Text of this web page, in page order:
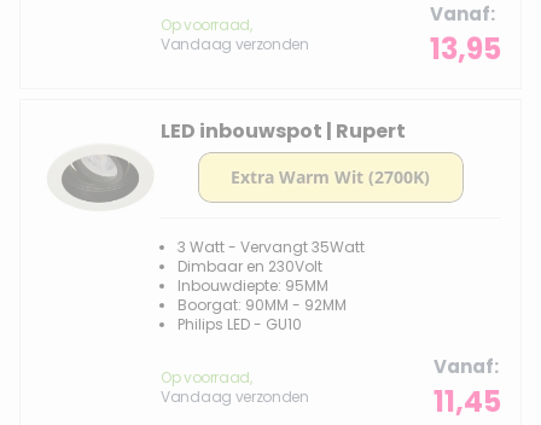
Op voorraad,
Vandaag verzonden
Vanaf
13,95
LED inbouwspot | Rupert
3 Watt - Vervangt 35Watt
Dimbaar en 230Volt
Inbouwdiepte: 95MM
Boorgat: 90MM - 92MM
Philips LED - GU10
Op voorraad,
Vandaag verzonden
Vanaf
11,45